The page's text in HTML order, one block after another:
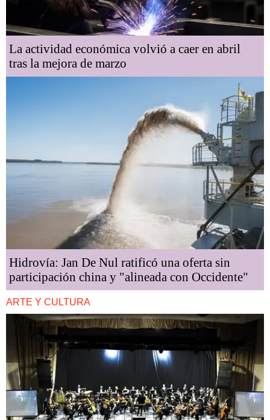
La actividad económica volvió a caer en abril
tras la mejora de marzo
Hidrovía: Jan De Nul ratificó una oferta sin
participación china y "alineada con Occidente"
ARTE Y CULTURA